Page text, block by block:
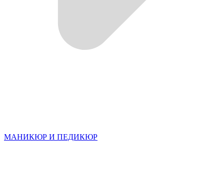
МАНИКЮР И ПЕДИКЮР